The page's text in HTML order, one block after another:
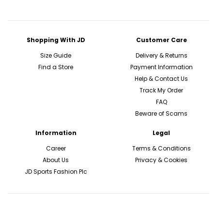
Shopping With JD
Size Guide
Find a Store
Customer Care
Delivery & Returns
Payment Information
Help & Contact Us
Track My Order
FAQ
Beware of Scams
Information
Career
About Us
JD Sports Fashion Plc
Legal
Terms & Conditions
Privacy & Cookies